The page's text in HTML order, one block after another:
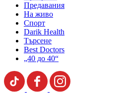
Предавания
На живо
Спорт
Darik Health
Търсене
Best Doctors
„40 до 40“